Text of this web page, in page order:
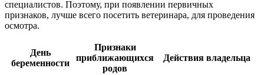
специалистов. Поэтому, при появлении первичных
признаков, лучше всего посетить ветеринара, для проведения
осмотра.
День
беременности
Признаки
приближающихся
родов
Действия владельца